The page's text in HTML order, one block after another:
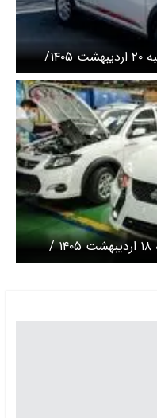
قیمت خودرو‌های سایپا امروز یکشنبه ۲۰ اردیبهشت ۱۴۰۵/
قیمت خودرو‌های سایپا امروز جمعه ۱۸ اردیبهشت ۱۴۰۵ /